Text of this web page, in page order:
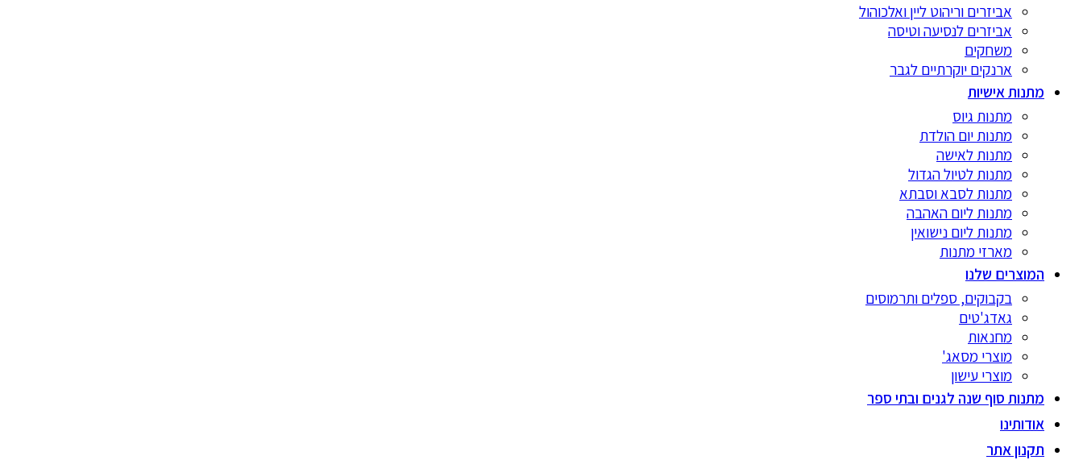
אביזרים וריהוט ליין ואלכוהול
אביזרים לנסיעה וטיסה
משחקים
ארנקים יוקרתיים לגבר
מתנות אישיות
מתנות גיוס
מתנות יום הולדת
מתנות לאישה
מתנות לטיול הגדול
מתנות לסבא וסבתא
מתנות ליום האהבה
מתנות ליום נישואין
מארזי מתנות
המוצרים שלנו
בקבוקים, ספלים ותרמוסים
גאדג'טים
מחנאות
מוצרי מסאג'
מוצרי עישון
מתנות סוף שנה לגנים ובתי ספר
אודותינו
תקנון אתר